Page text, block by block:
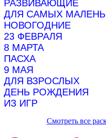
РАЗВИВАЮЩИЕ
ДЛЯ САМЫХ
НОВОГОДНИЕ
23 ФЕВРАЛЯ
8 МАРТА
ПАСХА
9 МАЯ
ДЛЯ ВЗРОСЛЫХ
ДЕНЬ РОЖДЕНИЯ
ИЗ ИГР
Смотреть все